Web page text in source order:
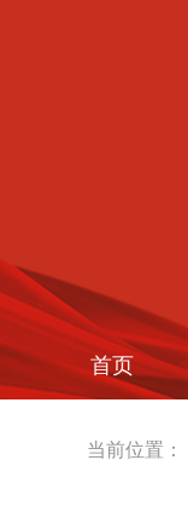
首页
当前位置：